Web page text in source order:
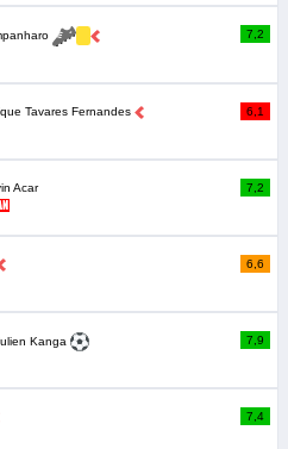
7,2
Tavares Fernandes
6,1
Acar
7,2
6,6
Kanga
7,9
7,4